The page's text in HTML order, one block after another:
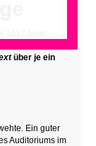
über je ein
Ein guter
Auditoriums im